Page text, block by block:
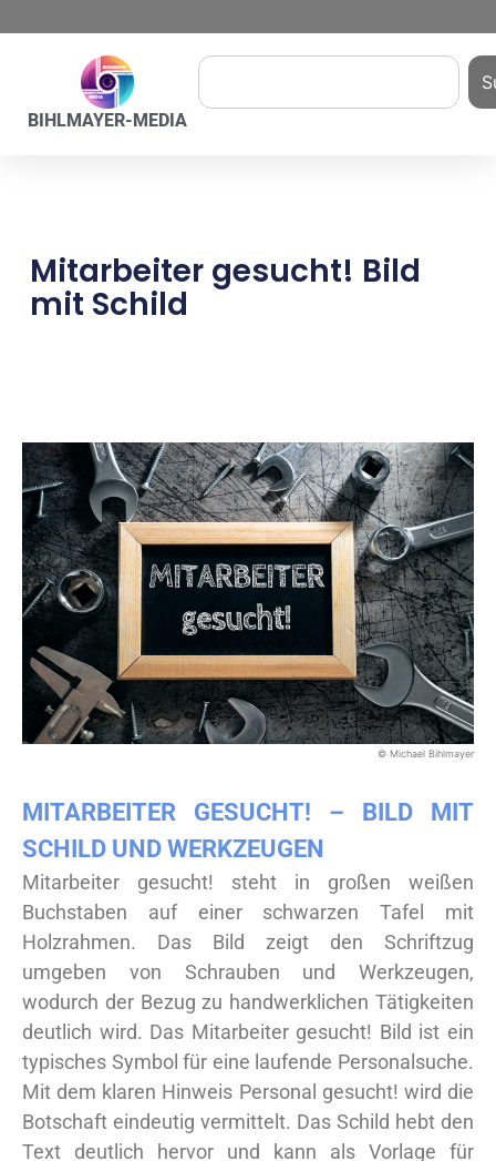
BIHLMAYER-MEDIA
Mitarbeiter gesucht! Bild
mit Schild
© Michael Bihlmayer
MITARBEITER GESUCHT! – BILD MIT
SCHILD UND WERKZEUGEN
Mitarbeiter gesucht! steht in großen weißen
Buchstaben auf einer schwarzen Tafel mit
Holzrahmen. Das Bild zeigt den Schriftzug
umgeben von Schrauben und Werkzeugen,
wodurch der Bezug zu handwerklichen Tätigkeiten
deutlich wird. Das Mitarbeiter gesucht! Bild ist ein
typisches Symbol für eine laufende Personalsuche.
Mit dem klaren Hinweis Personal gesucht! wird die
Botschaft eindeutig vermittelt. Das Schild hebt den
Text deutlich hervor und kann als Vorlage für